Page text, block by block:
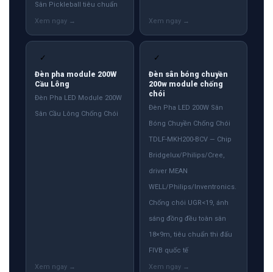
Sân Pickleball tiêu chuẩn
✓
Đèn pha module 200W
Cầu Lông
Đèn Pha LED Module 200W
Sân Cầu Lông Chống Chói
✓
Đèn sân bóng chuyền
200w module chống
chói
Đèn Pha LED 200W Sân
Bóng Chuyền Chống Chói
TDLF-MKH200-BCV — Chip
Bridgelux/Philips/Cree,
driver MEAN
WELL/Philips/Inventronics.
Chống chói UGR<19, ánh
sáng đồng đều toàn sân
18×9m, tiêu chuẩn thi đấu
FIVB quốc tế